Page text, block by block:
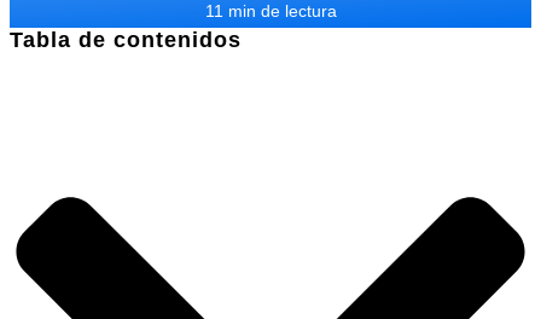
11 min de lectura
Tabla de contenidos